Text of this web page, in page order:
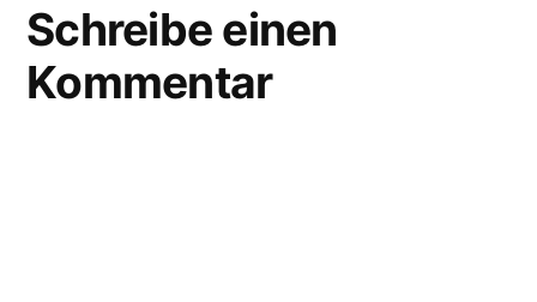
Schreibe einen
Kommentar